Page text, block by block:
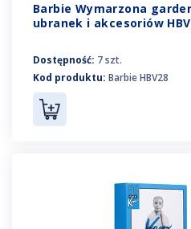
Barbie Wymarzona
ubranek i akcesoriów
Dostępność: 7 szt.
Kod produktu: Barbie HBV28